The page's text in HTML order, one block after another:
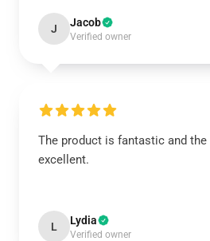
J Jacob
Verified owner
The product is fantastic and the
excellent.
L Lydia
Verified owner